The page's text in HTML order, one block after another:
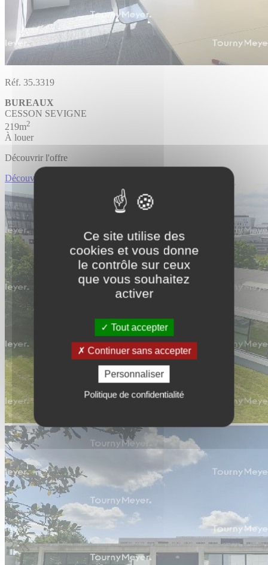
Ce site utilise des
cookies et vous donne
le contrôle sur ceux
que vous souhaitez
activer
Tout accepter
Continuer sans accepter
Personnaliser
Politique de confidentialité
Réf. 35.3319
BUREAUX
CESSON SEVIGNE
219m2
À louer
Découvrir l'offre
Découvrir BUREAUX